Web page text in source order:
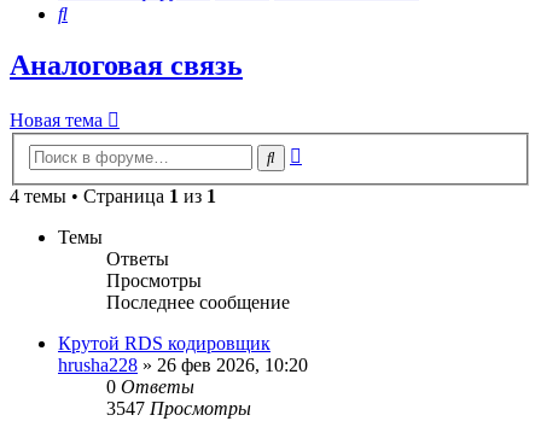
Поиск
Аналоговая связь
Новая тема
Поиск
4 темы • Страница 1 из 1
Темы
Ответы
Просмотры
Последнее сообщение
Крутой RDS кодировщик
hrusha228 » 26 фев 2026, 10:20
0 Ответы
3547 Просмотры